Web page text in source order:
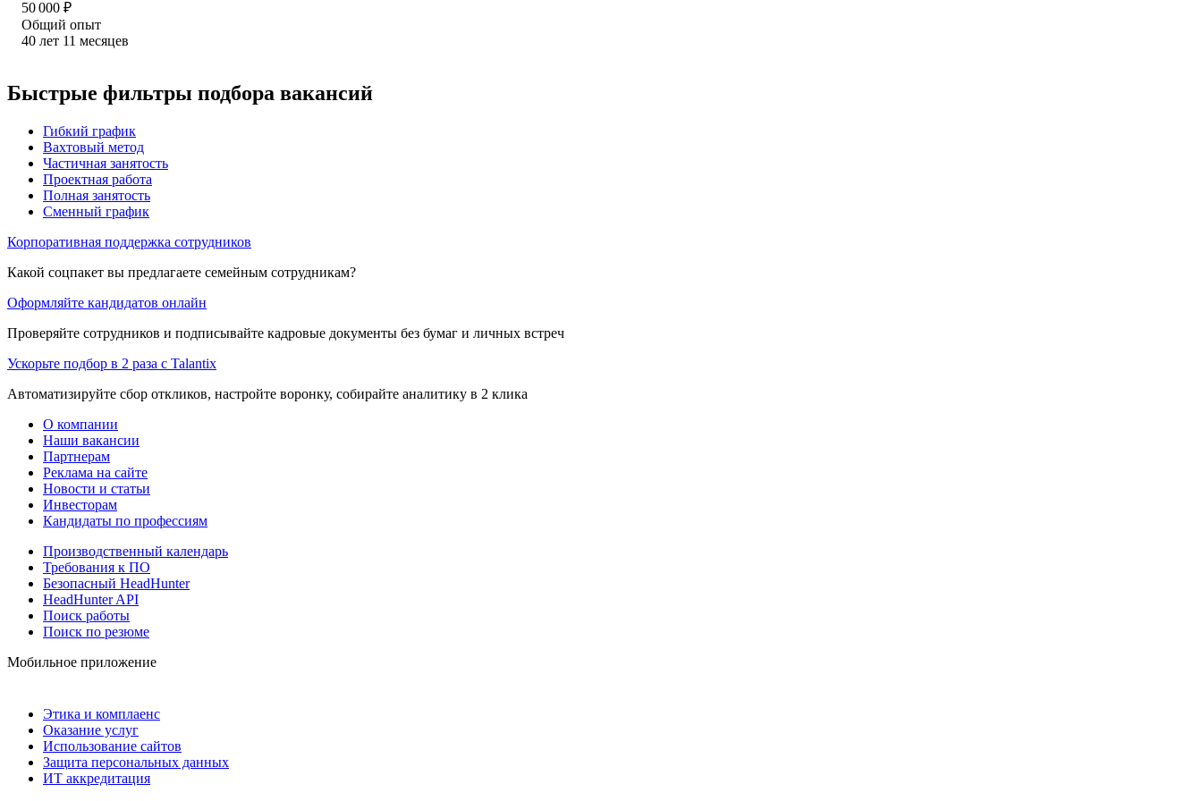
50 000 ₽
Общий опыт
40 лет 11 месяцев
Быстрые фильтры подбора вакансий
Гибкий график
Вахтовый метод
Частичная занятость
Проектная работа
Полная занятость
Сменный график
Корпоративная поддержка сотрудников
Какой соцпакет вы предлагаете семейным сотрудникам?
Оформляйте кандидатов онлайн
Проверяйте сотрудников и подписывайте кадровые документы без бумаг и личных встреч
Ускорьте подбор в 2 раза с Talantix
Автоматизируйте сбор откликов, настройте воронку, собирайте аналитику в 2 клика
О компании
Наши вакансии
Партнерам
Реклама на сайте
Новости и статьи
Инвесторам
Кандидаты по профессиям
Производственный календарь
Требования к ПО
Безопасный HeadHunter
HeadHunter API
Поиск работы
Поиск по резюме
Мобильное приложение
Этика и комплаенс
Оказание услуг
Использование сайтов
Защита персональных данных
ИТ аккредитация